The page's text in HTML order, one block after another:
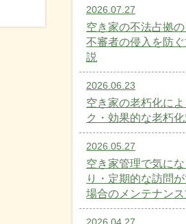
2026.07.27
空き家の不法占拠の
不審者の侵入を防
説
2026.06.23
空き家の老朽化によ
ク・効果的な老朽
2026.05.27
空き家管理で気に
り・定期的な訪問
場合のメンテナンス